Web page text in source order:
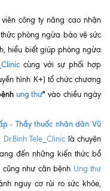
công ty nâng cao nhận
phòng ngừa bảo vệ sức
hiểu biết giúp phòng ngừa
cùng với sự phối hợp
hình K+) tổ chức chương
ung thư" vào chiều ngày
- Thầy thuốc nhân dân Vũ
Dr.Binh Tele_Clinic là chuyên
đến những kiến thức bổ
như căn bệnh Ung thư
nguy cơ rủi ro sức khỏe,